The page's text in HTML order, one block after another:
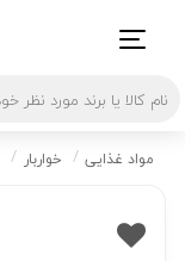
مواد غذایی خواربار